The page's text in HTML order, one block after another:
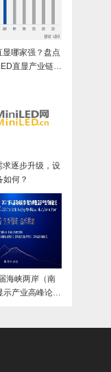
显哪家强？盘点
直显产业链上
求逐步升级，设
如何？
海峡两岸（南
示产业高峰论坛